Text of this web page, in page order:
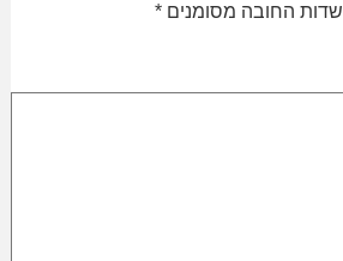
שדות החובה מסומנים *